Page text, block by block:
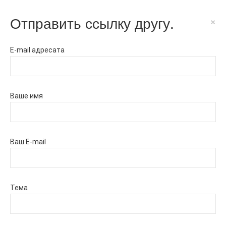
Отправить ссылку другу. ×
E-mail адресата
Ваше имя
Ваш E-mail
Тема